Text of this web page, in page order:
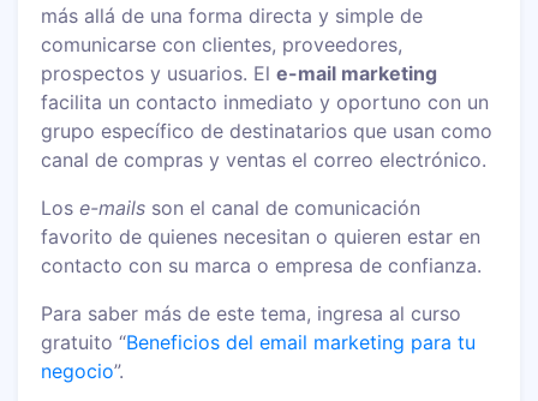
más allá de una forma directa y simple de
comunicarse con clientes, proveedores,
prospectos y usuarios. Ele-mail marketing
facilita un contacto inmediato y oportuno con un
grupo específico de destinatarios que usan como
canal de compras y ventas el correo electrónico.
Lose-mails son el canal de comunicación
favorito de quienes necesitan o quieren estar en
contacto con su marca o empresa de confianza.
Para saber más de este tema, ingresa al curso
gratuito “Beneficios del email marketing para tu
negocio”.